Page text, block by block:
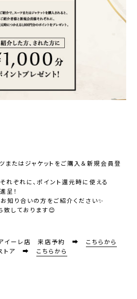
またはジャケットをご購入＆新規会員登
れぞれに、ポイント還元時に使える
呈！
知り合いの方をご紹介ください✨
致しております😊
アイーレ店 来店予約 ➡ こちらから
ストア ➡ こちらから